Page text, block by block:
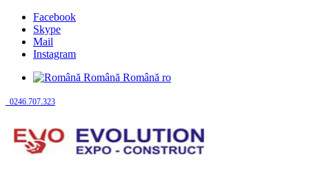
Facebook
Skype
Mail
Instagram
Română Română ro
0246.707.323